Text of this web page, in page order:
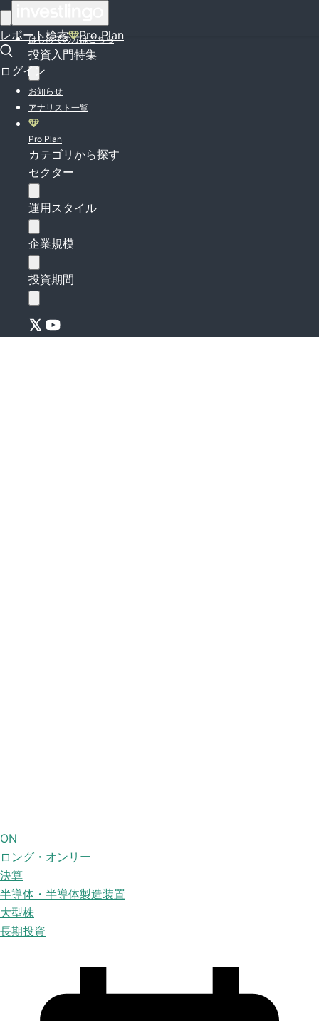
レポート検索 Pro Plan
ログイン
はじめての方はこちら
投資入門特集
お知らせ
アナリスト一覧
Pro Plan
カテゴリから探す
セクター
運用スタイル
企業規模
投資期間
ON
ロング・オンリー
決算
半導体・半導体製造装置
大型株
長期投資